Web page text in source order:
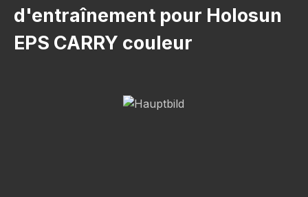
d'entraînement pour Holosun
EPS CARRY couleur
Ignorer la galerie d'images